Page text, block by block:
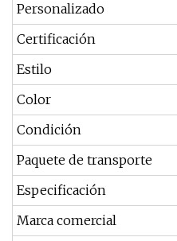
Personalizado
Certificación
Estilo
Color
Condición
Paquete de transporte
Especificación
Marca comercial